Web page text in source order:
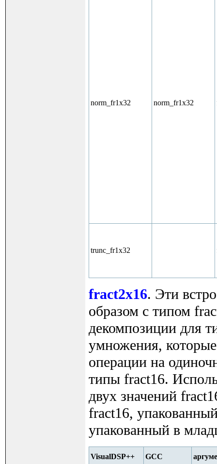
norm_fr1x32 norm_fr1x32
trunc_fr1x32
fract2x16. Эти
образом с типом
декомпозиции для
умножения,
операции на
типы fract16.
двух значений
fract16,
упакованный в
VisualDSP++ GCC